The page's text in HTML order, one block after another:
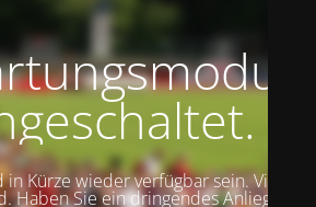
Kürze wieder verfügbar sein. Vielen
Haben Sie ein dringendes Anliegen?